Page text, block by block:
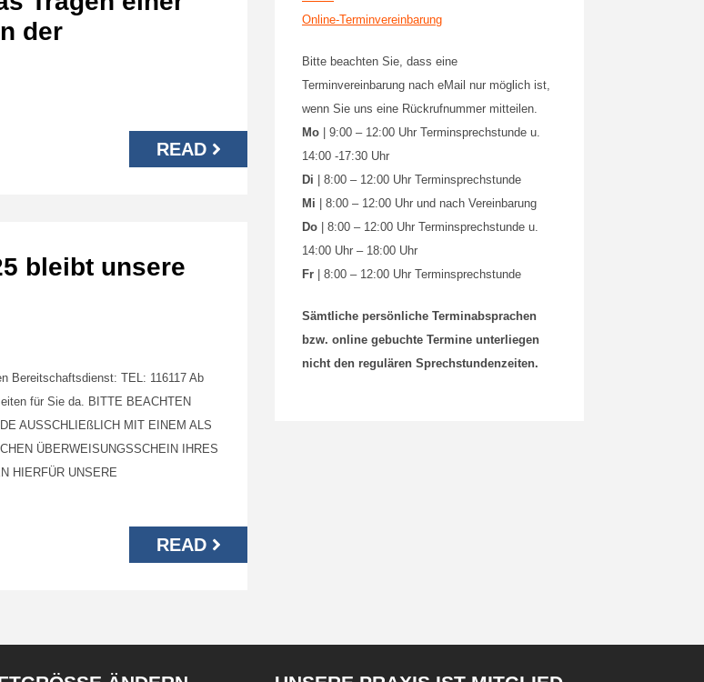
der
READ
bleibt unsere
Bereitschaftsdienst: TEL: 116117 Ab
für Sie da. BITTE BEACHTEN
AUSSCHLIEßLICH MIT EINEM ALS
ÜBERWEISUNGSSCHEIN IHRES
HIERFÜR UNSERE
READ
Online-Terminvereinbarung
Bitte beachten Sie, dass eine
Terminvereinbarung nach eMail nur möglich ist,
wenn Sie uns eine Rückrufnummer mitteilen.
Mo | 9:00 – 12:00 Uhr Terminsprechstunde u.
14:00 -17:30 Uhr
Di | 8:00 – 12:00 Uhr Terminsprechstunde
Mi | 8:00 – 12:00 Uhr und nach Vereinbarung
Do | 8:00 – 12:00 Uhr Terminsprechstunde u.
14:00 Uhr – 18:00 Uhr
Fr | 8:00 – 12:00 Uhr Terminsprechstunde
Sämtliche persönliche Terminabsprachen
bzw. online gebuchte Termine unterliegen
nicht den regulären Sprechstundenzeiten.